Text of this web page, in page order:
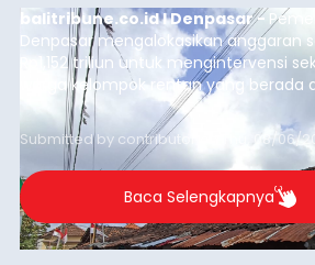
balitribune.co.id I Denpasar -
Denpasar mengalokasikan anggaran
Rp1,152 triliun untuk mengintervensi
warga kelompok rentan yang berada
garis kemiskinan. Langkah strategis
guna menjaga masyarakat yang
kelompok desil 5 dan 6 tersebut agar
merosot ke kategori miskin.
Submitted by contributor Thu, 08/06/
Baca Selengkapnya